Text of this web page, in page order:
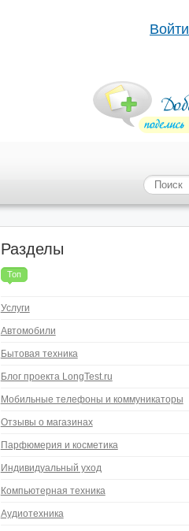
Войти
Разделы
Топ
Услуги
Автомобили
Бытовая техника
Блог проекта LongTest.ru
Мобильные телефоны и коммуникаторы
Отзывы о магазинах
Парфюмерия и косметика
Индивидуальный уход
Компьютерная техника
Аудиотехника